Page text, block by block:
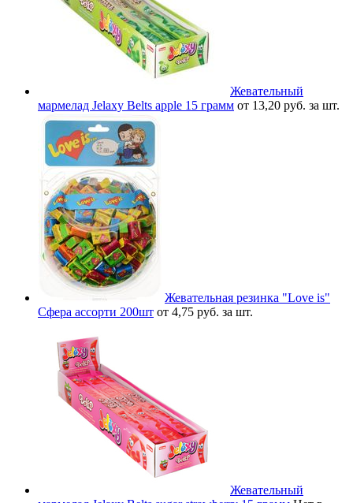
Жевательный
мармелад Jelaxy Belts apple 15 грамм от 13,20 руб. за шт.
Жевательная резинка "Love is"
Сфера ассорти 200шт от 4,75 руб. за шт.
Жевательный